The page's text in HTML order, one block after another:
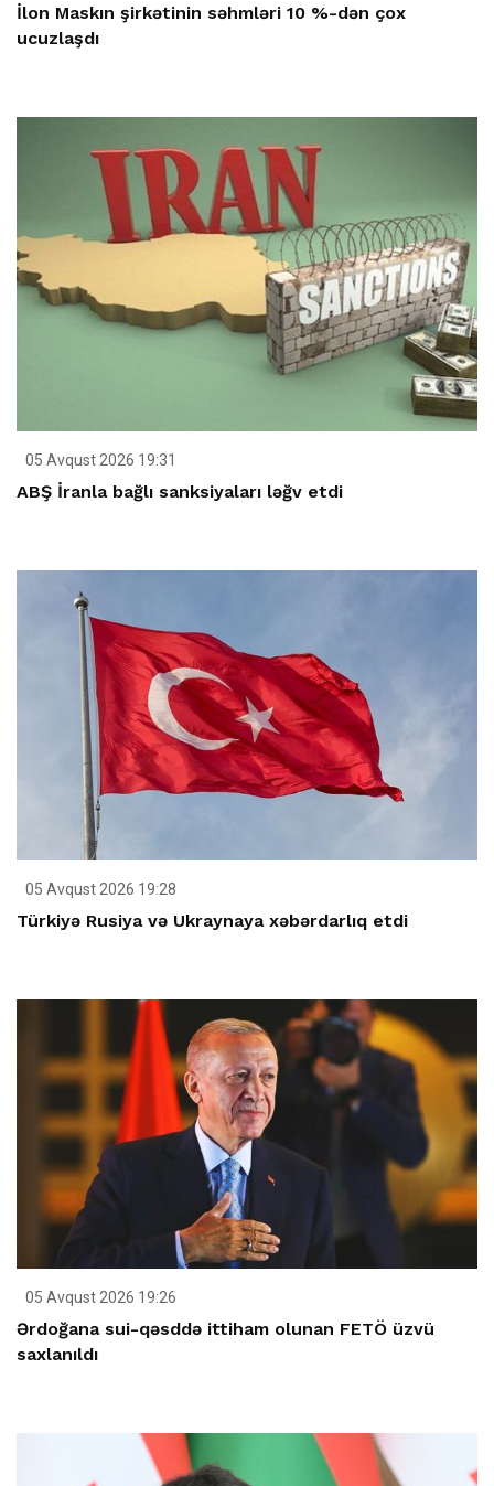
İlon Maskın şirkətinin səhmləri 10 %-dən çox
ucuzlaşdı
05 Avqust 2026 19:31
ABŞ İranla bağlı sanksiyaları ləğv etdi
05 Avqust 2026 19:28
Türkiyə Rusiya və Ukraynaya xəbərdarlıq etdi
05 Avqust 2026 19:26
Ərdoğana sui-qəsddə ittiham olunan FETÖ üzvü
saxlanıldı